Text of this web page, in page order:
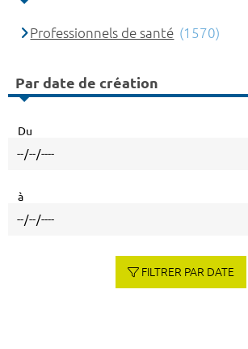
Professionnels de santé (1570)
Par date de création
Du
à
FILTRER PAR DATE